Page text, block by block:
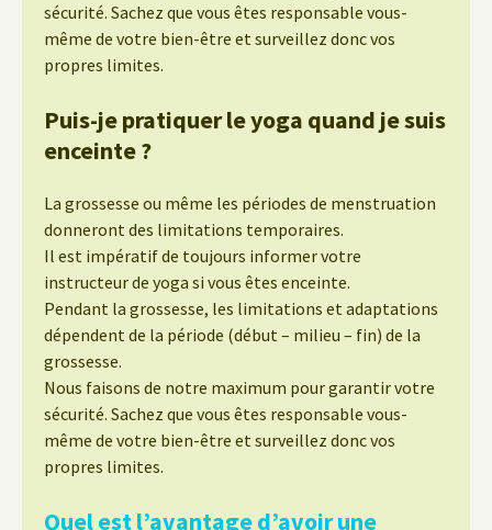
sécurité. Sachez que vous êtes responsable vous-
même de votre bien-être et surveillez donc vos
propres limites.
Puis-je pratiquer le yoga quand je suis
enceinte ?
La grossesse ou même les périodes de menstruation
donneront des limitations temporaires.
Il est impératif de toujours informer votre
instructeur de yoga si vous êtes enceinte.
Pendant la grossesse, les limitations et adaptations
dépendent de la période (début – milieu – fin) de la
grossesse.
Nous faisons de notre maximum pour garantir votre
sécurité. Sachez que vous êtes responsable vous-
même de votre bien-être et surveillez donc vos
propres limites.
Quel est l’avantage d’avoir une